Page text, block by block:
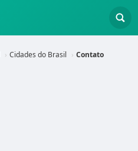
Cidades do Brasil Contato